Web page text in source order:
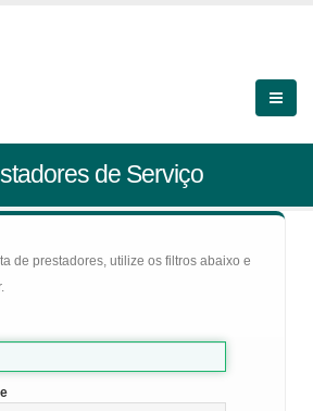
de Serviço
de prestadores, utilize os filtros abaixo e